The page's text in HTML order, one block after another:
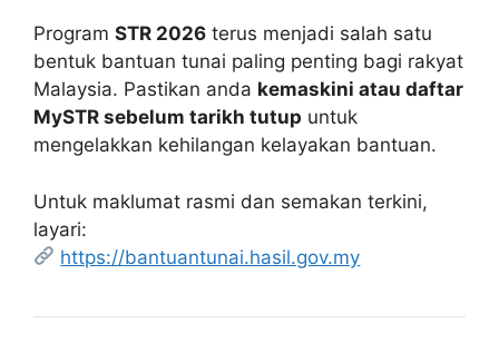
Program STR 2026 terus menjadi salah satu
bentuk bantuan tunai paling penting bagi rakyat
Malaysia. Pastikan anda kemaskini atau daftar
MySTR sebelum tarikh tutup untuk
mengelakkan kehilangan kelayakan bantuan.
Untuk maklumat rasmi dan semakan terkini,
layari:
https://bantuantunai.hasil.gov.my